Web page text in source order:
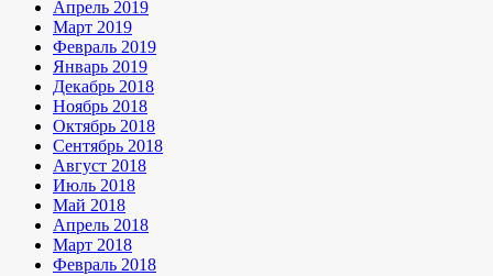
Апрель 2019
Март 2019
Февраль 2019
Январь 2019
Декабрь 2018
Ноябрь 2018
Октябрь 2018
Сентябрь 2018
Август 2018
Июль 2018
Май 2018
Апрель 2018
Март 2018
Февраль 2018